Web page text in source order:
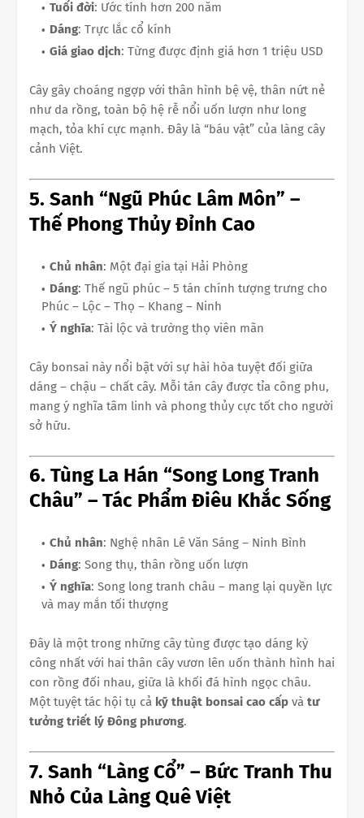
Tuổi đời: Ước tính hơn 200 năm
Dáng: Trực lắc cổ kính
Giá giao dịch: Từng được định giá hơn 1 triệu USD
Cây gây choáng ngợp với thân hình bệ vệ, thân nứt nẻ
như da rồng, toàn bộ hệ rễ nổi uốn lượn như long
mạch, tỏa khí cực mạnh. Đây là “báu vật” của làng cây
cảnh Việt.
5. Sanh “Ngũ Phúc Lâm Môn” –
Thế Phong Thủy Đỉnh Cao
Chủ nhân: Một đại gia tại Hải Phòng
Dáng: Thế ngũ phúc – 5 tán chính tượng trưng cho
Phúc – Lộc – Thọ – Khang – Ninh
Ý nghĩa: Tài lộc và trường thọ viên mãn
Cây bonsai này nổi bật với sự hài hòa tuyệt đối giữa
dáng – chậu – chất cây. Mỗi tán cây được tỉa công phu,
mang ý nghĩa tâm linh và phong thủy cực tốt cho người
sở hữu.
6. Tùng La Hán “Song Long Tranh
Châu” – Tác Phẩm Điêu Khắc Sống
Chủ nhân: Nghệ nhân Lê Văn Sáng – Ninh Bình
Dáng: Song thụ, thân rồng uốn lượn
Ý nghĩa: Song long tranh châu – mang lại quyền lực
và may mắn tối thượng
Đây là một trong những cây tùng được tạo dáng kỳ
công nhất với hai thân cây vươn lên uốn thành hình hai
con rồng đối nhau, giữa là khối đá hình ngọc châu.
Một tuyệt tác hội tụ cả kỹ thuật bonsai cao cấp và tư
tưởng triết lý Đông phương.
7. Sanh “Làng Cổ” – Bức Tranh Thu
Nhỏ Của Làng Quê Việt